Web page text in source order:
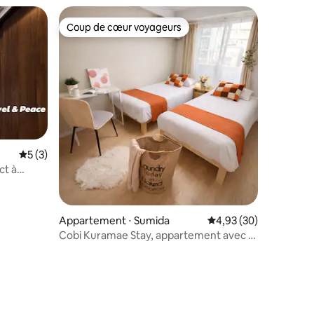
1 voiture
Évaluation moyenne sur la base de 3 commentaires : 5 sur 5
5 (3)
à
Coup de cœur voyageurs
Coup de cœur voyageurs
Appartement ⋅ Sumida Évaluation moyenne
4,93 (30)
Cobi Kuramae Stay, appartement avec 2